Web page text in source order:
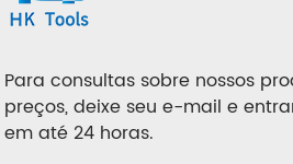
Para consultas sobre nossos
preços, deixe seu e-mail e
em até 24 horas.